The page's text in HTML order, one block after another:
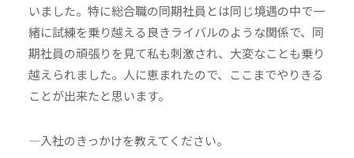
いました。特に総合職の同期社員とは同じ境遇の中で一
緒に試練を乗り越える良きライバルのような関係で、同
期社員の頑張りを見て私も刺激され、大変なことも乗り
越えられました。人に恵まれたので、ここまでやりきる
ことが出来たと思います。
―入社のきっかけを教えてください。